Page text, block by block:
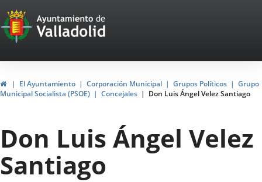
Portal
Web
del
Ayuntamiento
de
Valladolid
InicioEl Ayuntamiento Corporación Municipal Grupos Políticos
Grupo
Municipal Socialista (PSOE)
Concejales Don Luis Ángel Velez Santiago
Don Luis Ángel Velez
Santiago